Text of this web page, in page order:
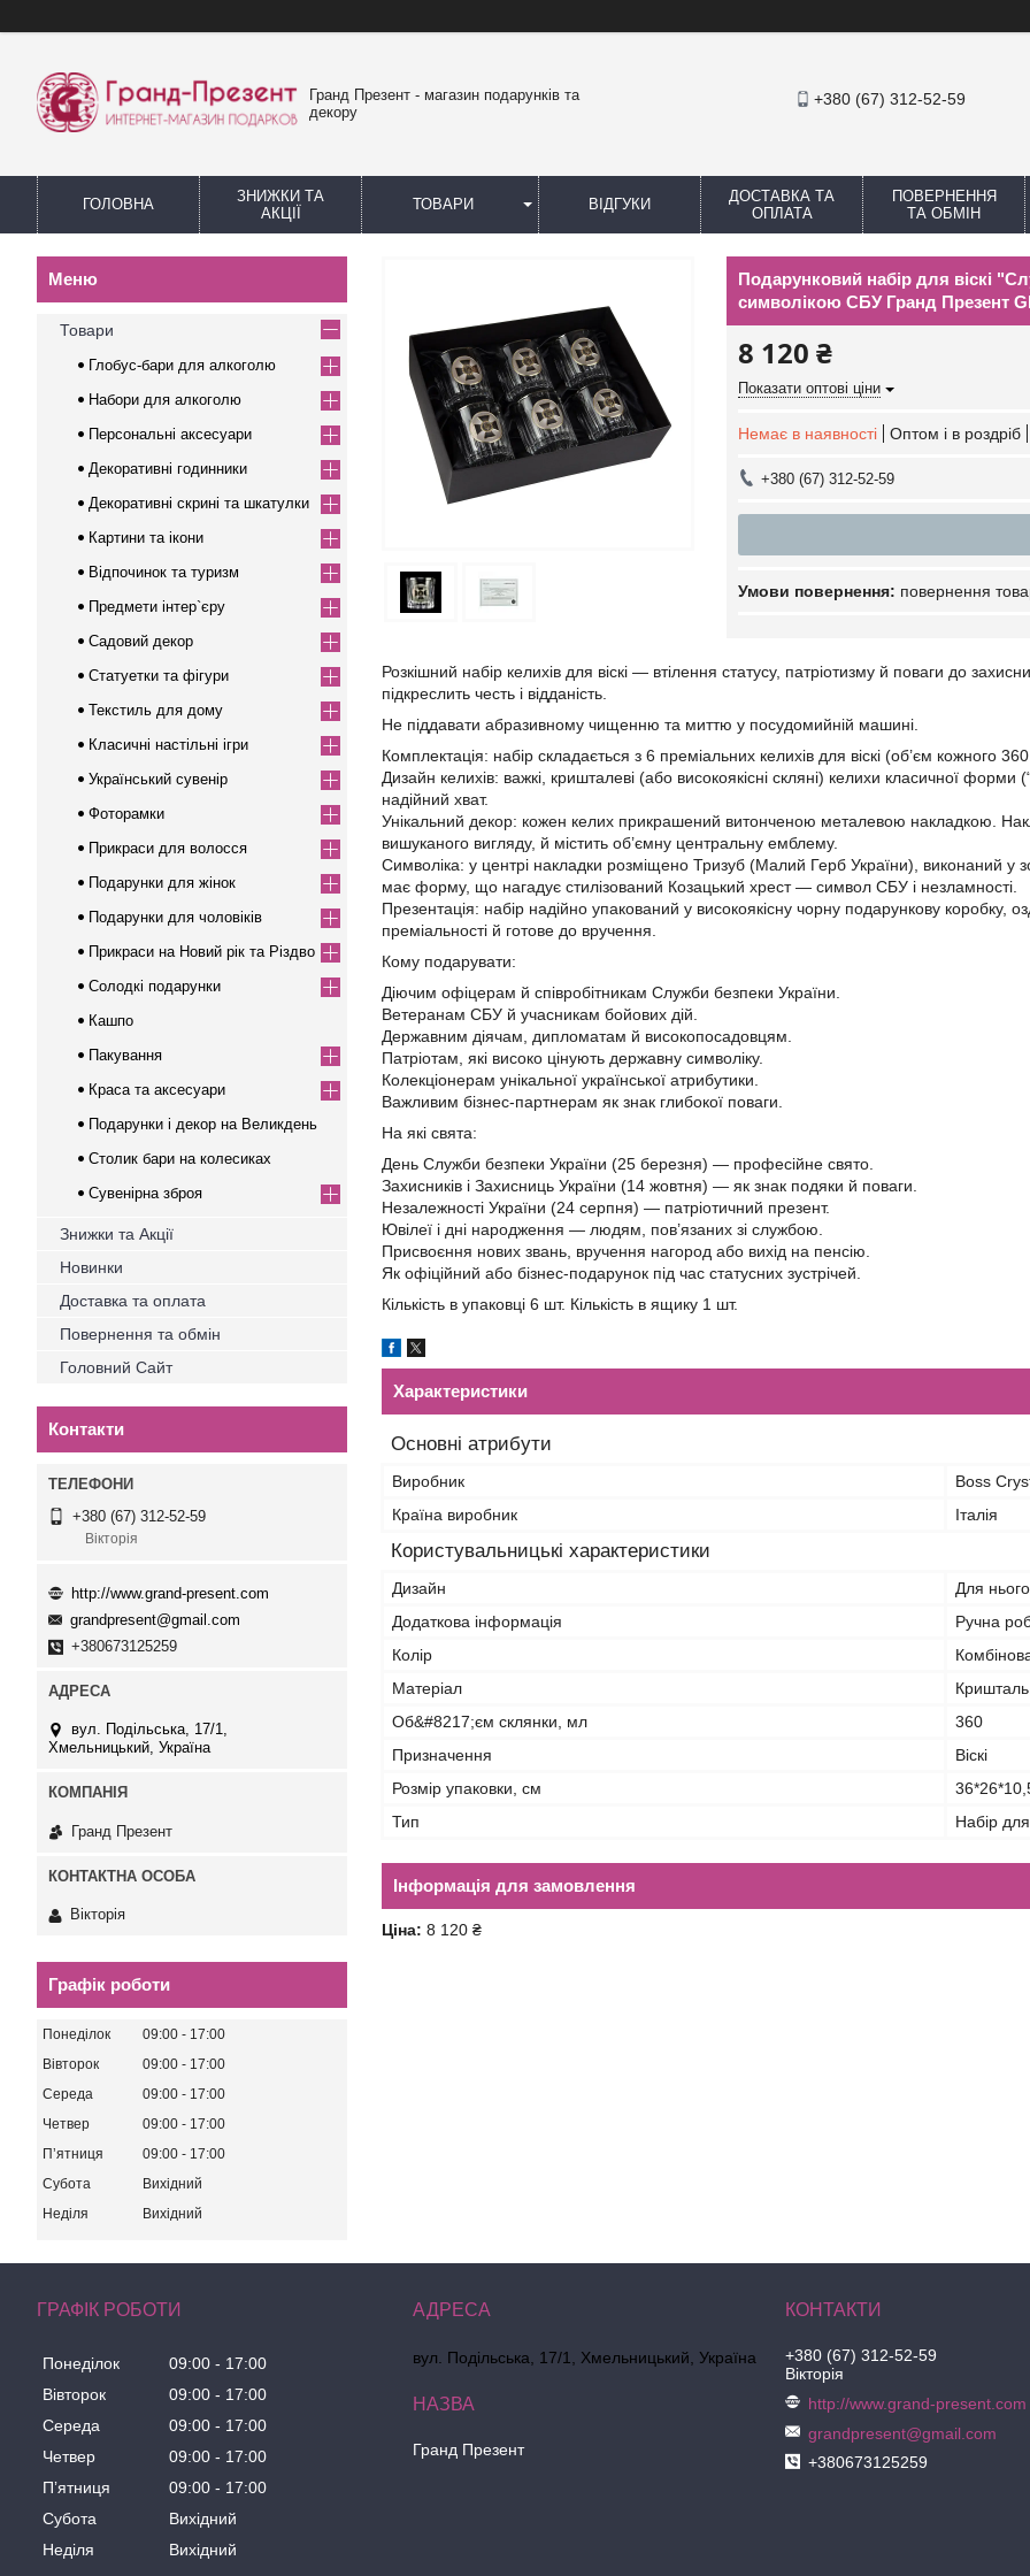
Гранд Презент - магазин подарунків та
декору
+380 (67) 312-52-59
ГОЛОВНА
ЗНИЖКИ ТА
АКЦІЇ
ТОВАРИ ВІДГУКИ
ДОСТАВКА ТА
ОПЛАТА
ПОВЕРНЕННЯ
ТА ОБМІН
Подарунковий набір для віскі
символікою СБУ Гранд Презент
8 120 ₴
Показати оптові ціни
Немає в наявності Оптом і в роздріб
+380 (67) 312-52-59
повернення
Розкішний набір келихів для віскі — втілення статусу, патріотизму й поваги до
підкреслить честь і відданість.
Не піддавати абразивному чищенню та миттю у посудомийній машині.
Комплектація: набір складається з 6 преміальних келихів для віскі (об’єм кожного
Дизайн келихів: важкі, кришталеві (або високоякісні скляні) келихи класичної
надійний хват.
Унікальний декор: кожен келих прикрашений витонченою металевою накладкою.
вишуканого вигляду, й містить об’ємну центральну емблему.
Символіка: у центрі накладки розміщено Тризуб (Малий Герб України), виконаний у
має форму, що нагадує стилізований Козацький хрест — символ СБУ і незламності.
Презентація: набір надійно упакований у високоякісну чорну подарункову
преміальності й готове до вручення.
Кому подарувати:
Діючим офіцерам й співробітникам Служби безпеки України.
Ветеранам СБУ й учасникам бойових дій.
Державним діячам, дипломатам й високопосадовцям.
Патріотам, які високо цінують державну символіку.
Колекціонерам унікальної української атрибутики.
Важливим бізнес-партнерам як знак глибокої поваги.
На які свята:
День Служби безпеки України (25 березня) — професійне свято.
Захисників і Захисниць України (14 жовтня) — як знак подяки й поваги.
Незалежності України (24 серпня) — патріотичний презент.
Ювілеї і дні народження — людям, пов’язаних зі службою.
Присвоєння нових звань, вручення нагород або вихід на пенсію.
Як офіційний або бізнес-подарунок під час статусних зустрічей.
Кількість в упаковці 6 шт. Кількість в ящику 1 шт.
Характеристики
Основні атрибути
Виробник
Boss
Країна виробник
Італія
Користувальницькі характеристики
Дизайн
Для нього
Додаткова інформація
Ручна
Колір
Матеріал
Об&#8217;єм склянки, мл
360
Призначення
Віскі
Розмір упаковки, см
Тип
Набір
Інформація для замовлення
Ціна: 8 120 ₴
Товари
Глобус-бари для алкоголю
Набори для алкоголю
Персональні аксесуари
Декоративні годинники
Декоративні скрині та шкатулки
Картини та ікони
Відпочинок та туризм
Предмети інтер`єру
Садовий декор
Статуетки та фігури
Текстиль для дому
Класичні настільні ігри
Український сувенір
Фоторамки
Прикраси для волосся
Подарунки для жінок
Подарунки для чоловіків
Прикраси на Новий рік та Різдво
Солодкі подарунки
Кашпо
Пакування
Краса та аксесуари
Подарунки і декор на Великдень
Столик бари на колесиках
Сувенірна зброя
Знижки та Акції
Новинки
Доставка та оплата
Повернення та обмін
Головний Сайт
Контакти
+380 (67) 312-52-59
Вікторія
http://www.grand-present.com
grandpresent@gmail.com
+380673125259
вул. Подільська, 17/1,
Хмельницький, Україна
Гранд Презент
Вікторія
Графік роботи
Понеділок 09:00
17:00
Вівторок
09:00
17:00
Середа
09:00
17:00
Четвер
09:00
17:00
Пʼятниця
09:00
17:00
Субота
Вихідний
Неділя
Вихідний
ГРАФІК РОБОТИ
Понеділок 09:00
17:00
Вівторок
09:00
17:00
Середа
09:00
17:00
Четвер
09:00
17:00
Пʼятниця
09:00
17:00
Субота
Вихідний
Неділя
Вихідний
вул. Подільська, 17/1, Хмельницький, Україна
Гранд Презент
+380 (67) 312-52-59
Вікторія
http://www.grand-present.com
grandpresent@gmail.com
+380673125259